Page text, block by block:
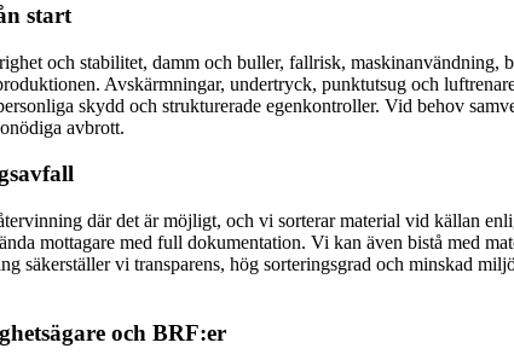
start
och stabilitet, damm och buller, fallrisk, maskinanvändning,
Avskärmningar, undertryck, punktutsug och
skydd och strukturerade egenkontroller. Vid behov
avbrott.
där det är möjligt, och vi sorterar material vid källan
mottagare med full dokumentation. Vi kan även bistå med
säkerställer vi transparens, hög sorteringsgrad och minskad
och BRF:er